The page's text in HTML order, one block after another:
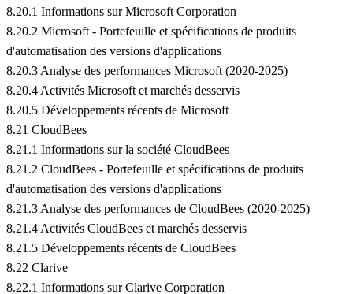
8.20.1 Informations sur Microsoft Corporation
8.20.2 Microsoft - Portefeuille et spécifications de produits
d'automatisation des versions d'applications
8.20.3 Analyse des performances Microsoft (2020-2025)
8.20.4 Activités Microsoft et marchés desservis
8.20.5 Développements récents de Microsoft
8.21 CloudBees
8.21.1 Informations sur la société CloudBees
8.21.2 CloudBees - Portefeuille et spécifications de produits
d'automatisation des versions d'applications
8.21.3 Analyse des performances de CloudBees (2020-2025)
8.21.4 Activités CloudBees et marchés desservis
8.21.5 Développements récents de CloudBees
8.22 Clarive
8.22.1 Informations sur Clarive Corporation